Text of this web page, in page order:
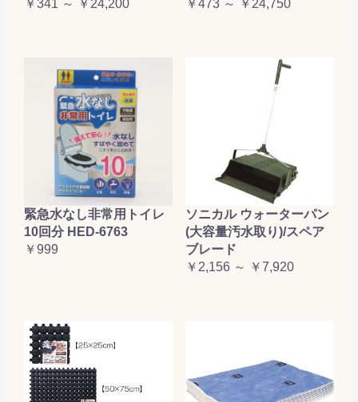
￥341 ～ ￥24,200
￥473 ～ ￥24,750
緊急水なし非常用トイレ
10回分 HED-6763
￥999
ソニカル ウォーターパン
(大容量汚水取り)/スペア
ブレード
￥2,156 ～ ￥7,920